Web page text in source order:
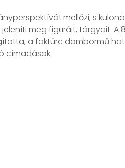
mellőzi, s
meg figuráit, tárgyait. A
a faktúra dombormű
címadások.